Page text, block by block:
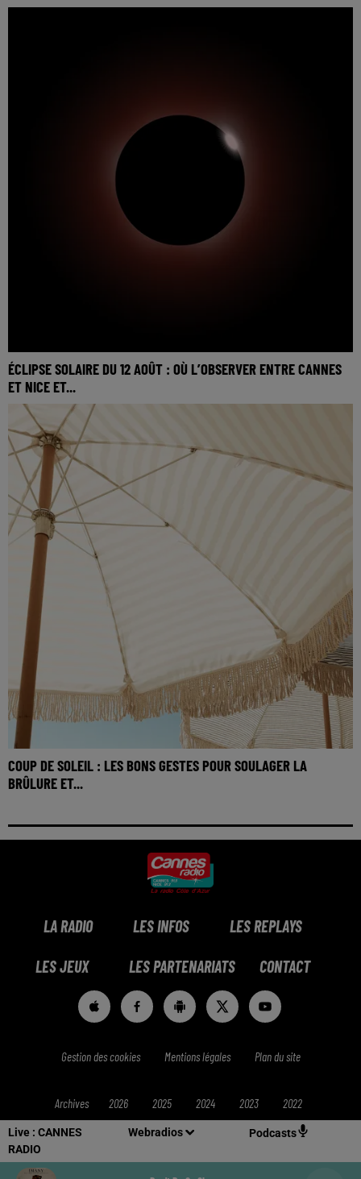
Live : CANNES
RADIO
Webradios Podcasts
ÉCLIPSE SOLAIRE DU 12 AOÛT : OÙ L’OBSERVER ENTRE CANNES
ET NICE ET...
COUP DE SOLEIL : LES BONS GESTES POUR SOULAGER LA
BRÛLURE ET...
LA RADIO LES INFOS LES REPLAYS
LES JEUX LES PARTENARIATS CONTACT
Gestion des cookies Mentions légales Plan du site
Archives 2026 2025 2024 2023 2022